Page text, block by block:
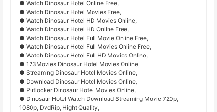
● Watch Dinosaur Hotel Online Free,
● Watch Dinosaur Hotel Movies Free,
● Watch Dinosaur Hotel HD Movies Online,
● Watch Dinosaur Hotel HD Online Free,
● Watch Dinosaur Hotel Full Movie Online Free,
● Watch Dinosaur Hotel Full Movies Online Free,
● Watch Dinosaur Hotel Full HD Movies Online,
● 123Movies Dinosaur Hotel Movies Online,
● Streaming Dinosaur Hotel Movies Online,
● Download Dinosaur Hotel Movies Online,
● Putlocker Dinosaur Hotel Movies Online,
● Dinosaur Hotel Watch Download Streaming Movie 720p,
1080p, DvdRip, Hight Quality,